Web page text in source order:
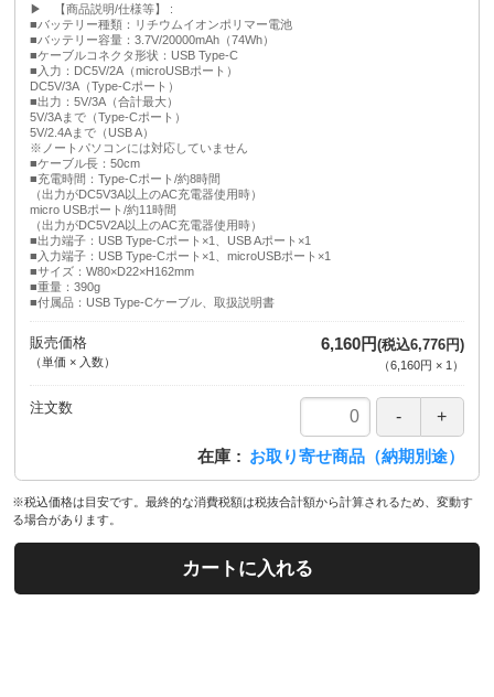
▶ 【商品説明/仕様等】
■バッテリー種類：リチウムイオンポリマー電池
■バッテリー容量：3.7V/20000mAh（74Wh）
■ケーブルコネクタ形状：USB Type-C
■入力：DC5V/2A（microUSBポート）
DC5V/3A（Type-Cポート）
■出力：5V/3A（合計最大）
5V/3Aまで（Type-Cポート）
5V/2.4Aまで（USB A）
※ノートパソコンには対応していません
■ケーブル長：50cm
■充電時間：Type-Cポート/約8時間
（出力がDC5V3A以上のAC充電器使用時）
micro USBポート/約11時間
（出力がDC5V2A以上のAC充電器使用時）
■出力端子：USB Type-Cポート×1、USB Aポート×1
■入力端子：USB Type-Cポート×1、microUSBポート×1
■サイズ：W80×D22×H162mm
■重量：390g
■付属品：USB Type-Cケーブル、取扱説明書
販売価格
（単価 × 入数）
6,160円(税込6,776円)
（6,160円 × 1 ）
注文数
在庫 お取り寄せ商品（納期別途）
※税込価格は目安です。最終的な消費税額は税抜合計額から計算されるため、変動す
る場合があります。
カートに入れる